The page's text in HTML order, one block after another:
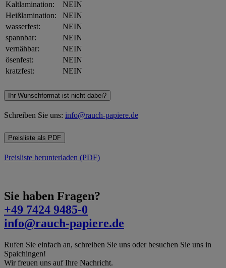
Kaltlamination:
NEIN
Heißlamination:
NEIN
wasserfest:
NEIN
spannbar:
NEIN
vernähbar:
NEIN
ösenfest:
NEIN
kratzfest:
NEIN
Ihr Wunschformat ist nicht dabei?
Schreiben Sie uns: info@rauch-papiere.de
Preisliste als PDF
Preisliste herunterladen (PDF)
Sie haben Fragen?
+49 7424 9485-0
info@rauch-papiere.de
Rufen Sie einfach an, schreiben Sie uns oder besuchen Sie uns in
Spaichingen!
Wir freuen uns auf Ihre Nachricht.